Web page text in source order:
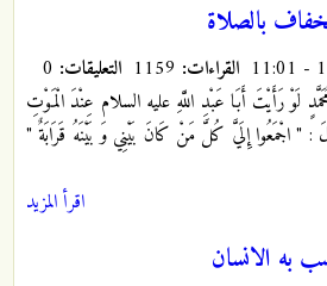
بالصلاة
القراءات: التعليقات:
لَوْ رَأَيْتَ أَبَا عَبْدِ اللَّهِ عليه السلام عِنْدَ الْمَوْتِ
: " اجْمَعُوا إِلَيَّ كُلَّ مَنْ كَانَ بَيْنِي وَ بَيْنَهُ قَرَابَةٌ "
اقرأ المزيد
به الانسان